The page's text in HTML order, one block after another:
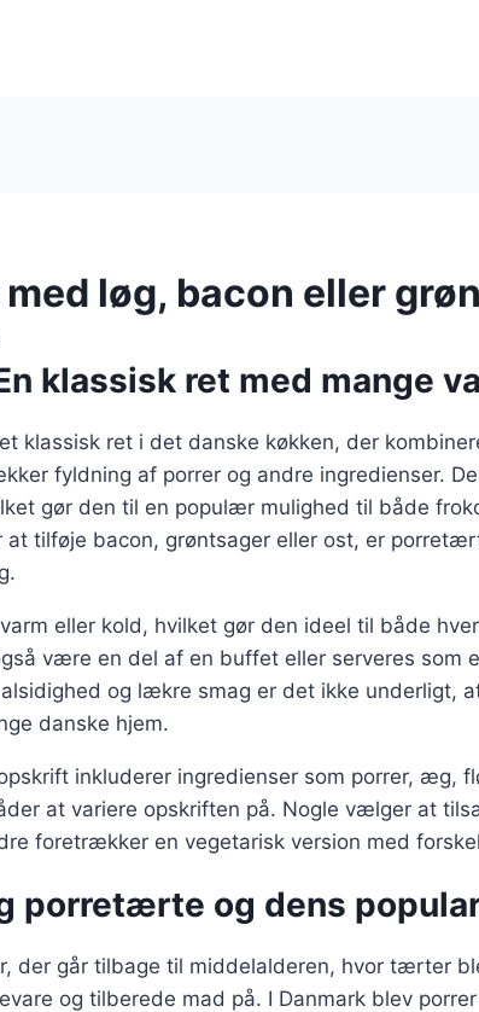
løg, bacon eller
klassisk ret med mange
klassisk ret i det danske køkken, der
fyldning af porrer og andre ingredienser.
gør den til en populær mulighed til både
tilføje bacon, grøntsager eller ost, er
eller kold, hvilket gør den ideel til både
være en del af en buffet eller serveres som
og lækre smag er det ikke underligt,
danske hjem.
inkluderer ingredienser som porrer, æg,
at variere opskriften på. Nogle vælger at
foretrækker en vegetarisk version med
porretærte og dens
der går tilbage til middelalderen, hvor tærter
og tilberede mad på. I Danmark blev